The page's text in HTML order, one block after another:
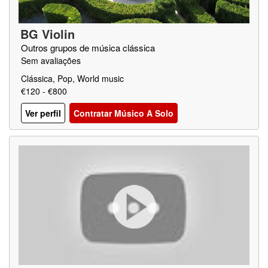
BG Violin
Outros grupos de música clássica
Sem avaliações
Clássica, Pop, World music
€120 - €800
Ver perfil
Contratar Músico A Solo